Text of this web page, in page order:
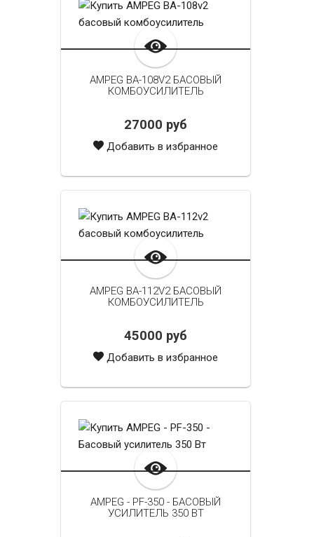
AMPEG BA-108V2 БАСОВЫЙ
КОМБОУСИЛИТЕЛЬ
27000 руб
Добавить в избранное
AMPEG BA-112V2 БАСОВЫЙ
КОМБОУСИЛИТЕЛЬ
45000 руб
Добавить в избранное
AMPEG - PF-350 - БАСОВЫЙ
УСИЛИТЕЛЬ 350 ВТ